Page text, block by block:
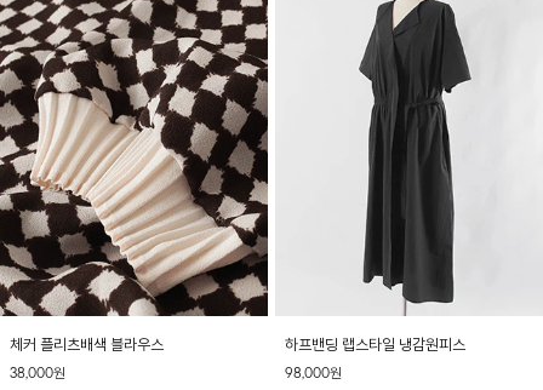
체커 플리츠배색 블라우스
38,000원
하프밴딩 랩스타일 냉감원피스
98,000원